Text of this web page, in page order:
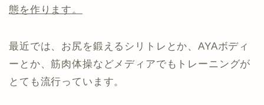
態を作ります。
最近では、お尻を鍛えるシリトレとか、AYAボディ
ーとか、筋肉体操などメディアでもトレーニングが
とても流行っています。